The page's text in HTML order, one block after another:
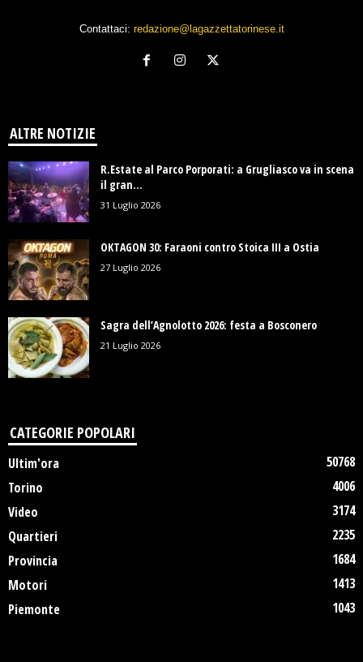
Contattaci: redazione@lagazzettatorinese.it
ALTRE NOTIZIE
R.Estate al Parco Porporati: a Grugliasco va in scena
il gran...
31 Luglio 2026
OKTAGON 30: Faraoni contro Stoica III a Ostia
27 Luglio 2026
Sagra dell’Agnolotto 2026: festa a Bosconero
21 Luglio 2026
CATEGORIE POPOLARI
Ultim'ora
50768
Torino
4006
Video
3174
Quartieri
2235
Provincia
1684
Motori
1413
Piemonte
1043